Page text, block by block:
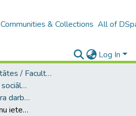
Communities & Collections All of
Log In
B4 – LU fakultātes / Faculties of the UL
A -- Ekonomikas un sociālo zinātņu fakultāte / Faculty of Economics and Social Sciences
Bakalaura un maģistra darbi (ESZF) / Bachelor's and Master's theses
ES platību maksājumu ietekme uz ražošanas resursu cenām lauksaimniecībā Latvijā